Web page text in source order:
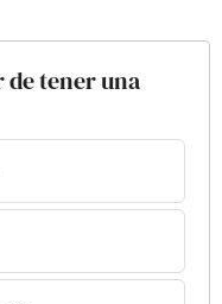
de tener una